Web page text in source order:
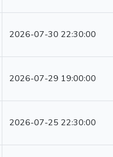
2026-07-30 22:30:00
2026-07-29 19:00:00
2026-07-25 22:30:00